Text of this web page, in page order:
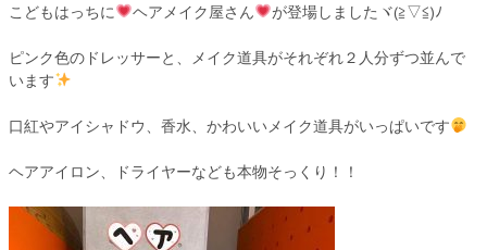
こどもはっちに ヘアメイク屋さん が登場しましたヾ(≧▽≦)ﾉ
ピンク色のドレッサーと、メイク道具がそれぞれ２人分ずつ並んで
います
口紅やアイシャドウ、香水、かわいいメイク道具がいっぱいです
ヘアアイロン、ドライヤーなども本物そっくり！！